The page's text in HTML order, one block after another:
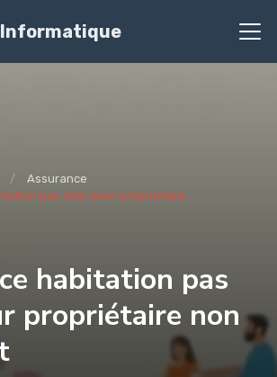
Assurance
pas cher pour propriétaire...
habitation pas
propriétaire non